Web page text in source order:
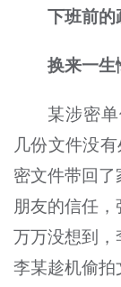
下班前的
换来一生
某涉密
几份文件没
密文件带回
朋友的信任
万万没想到，
李某趁机偷